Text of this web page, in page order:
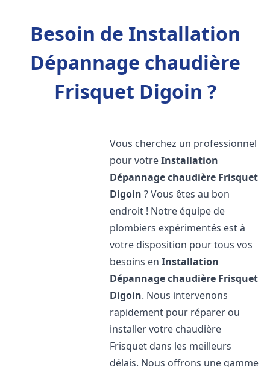
Besoin de Installation
Dépannage chaudière
Frisquet Digoin ?
Vous cherchez un professionnel
pour votreInstallation
Dépannage chaudière Frisquet
Digoin ? Vous êtes au bon
endroit ! Notre équipe de
plombiers expérimentés est à
votre disposition pour tous vos
besoins enInstallation
Dépannage chaudière Frisquet
Digoin. Nous intervenons
rapidement pour réparer ou
installer votre chaudière
Frisquet dans les meilleurs
délais. Nous offrons une gamme